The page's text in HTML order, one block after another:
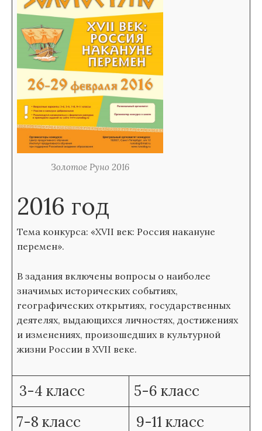
Золотое Руно 2016
2016 год
Тема конкурса: «XVII век: Россия накануне
перемен».
В задания включены вопросы о наиболее
значимых исторических событиях,
географических открытиях, государственных
деятелях, выдающихся личностях, достижениях
и изменениях, произошедших в культурной
жизни России в XVII веке.
3-4 класс
5-6 класс
7-8 класс
9-11 класс